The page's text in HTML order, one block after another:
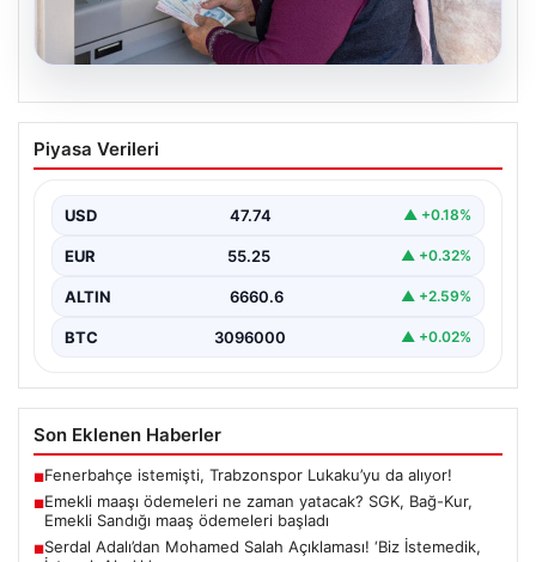
Emekli maaşı ödemeleri ne zaman
yatacak? SGK, Bağ-Kur, Emekli Sandığı
Piyasa Verileri
USD 47.74 ▲ +0.18%
EUR 55.25 ▲ +0.32%
ALTIN 6660.6 ▲ +2.59%
BTC 3096000 ▲ +0.02%
Son Eklenen Haberler
■Fenerbahçe istemişti, Trabzonspor Lukaku’yu da alıyor!
■Emekli maaşı ödemeleri ne zaman yatacak? SGK, Bağ-Kur,
Emekli Sandığı maaş ödemeleri başladı
■Serdal Adalı’dan Mohamed Salah Açıklaması! ‘Biz İstemedik,